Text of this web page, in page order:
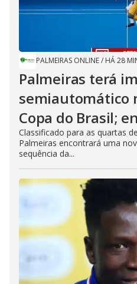
PALMEIRAS ONLINE/ HÁ 28
Palmeiras terá
semiautomático
Copa do Brasil;
Classificado para as quartas
Palmeiras encontrará uma
sequência da...